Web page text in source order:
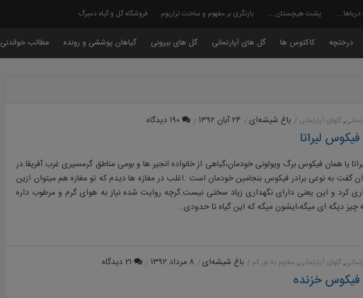
پشت هیچستان….. بازنگری بر مفهوم و ساخت تراریوم فروشگاه گل و گیاه دمبرگ
درختچه کاکتوس ها گل های آپارتمانی گل های بیرونی گیاهان پوششی و رونده مطالب خواندنی
, گلهای آپارتمانی باغ شیشه‌ای ۲۴ آبان ۱۳۹۲ ۱۹۰ دیدگاه
لیراتا
یا همان فیکوس برگ ویولونی خودمان،گیاهی از خانواده انجیر ها و بومی مناطق گرمسیری غرب آفریقا.در
گفت به نوعی برادر فیکوس بنجامین خودمان است .اغلب در مغازه ها دیدم که تو مغازه هم میتوان ازین
کرد و این یعنی دارای نگهداری زیاد سختی نیست.گرچه روایت شده نیاز به هوای گرم و مرطوب داره
چیز دیگه ای میگه،ایشون میگه که این گیاه تا حدودی…
, گلهای آپارتمانی, مقاوم به نور کم باغ شیشه‌ای ۸ مرداد ۱۳۹۲ ۲۱ دیدگاه
خزنده